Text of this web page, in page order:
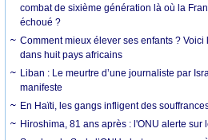
combat de sixième génération là où la
échoué ?
Comment mieux élever ses enfants ? Voici
dans huit pays africains
Liban : Le meurtre d’une journaliste par
manifeste
En Haïti, les gangs infligent des
Hiroshima, 81 ans après : l'ONU alerte sur